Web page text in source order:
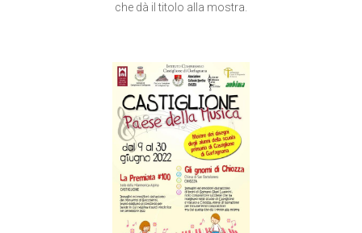
che dà il titolo alla mostra.